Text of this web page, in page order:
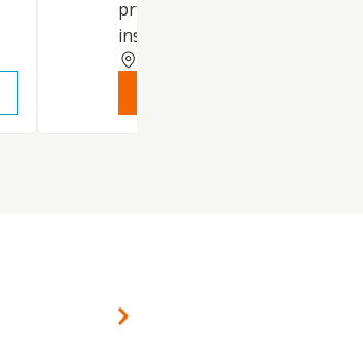
propia, 43.22. fontanería,
instalación de